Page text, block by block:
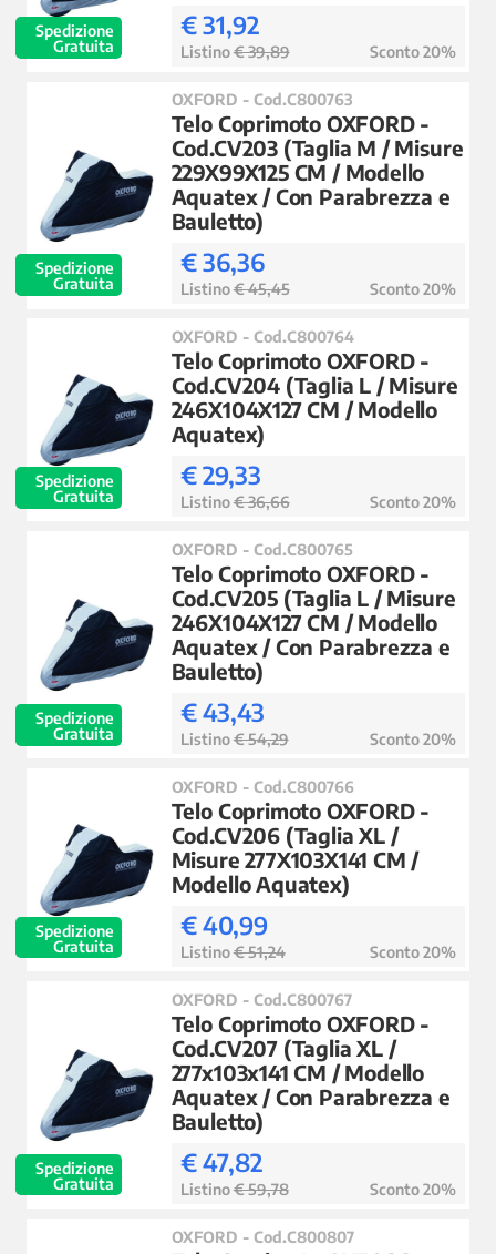
Spedizione
Gratuita
€ 31,92
Listino€ 39,89 Sconto 20%
Spedizione
Gratuita
OXFORD - Cod.C800763
Telo Coprimoto OXFORD -
Cod.CV203 (Taglia M / Misure
229X99X125 CM / Modello
Aquatex / Con Parabrezza e
Bauletto)
€ 36,36
Listino€ 45,45 Sconto 20%
Spedizione
Gratuita
OXFORD - Cod.C800764
Telo Coprimoto OXFORD -
Cod.CV204 (Taglia L / Misure
246X104X127 CM / Modello
Aquatex)
€ 29,33
Listino€ 36,66 Sconto 20%
Spedizione
Gratuita
OXFORD - Cod.C800765
Telo Coprimoto OXFORD -
Cod.CV205 (Taglia L / Misure
246X104X127 CM / Modello
Aquatex / Con Parabrezza e
Bauletto)
€ 43,43
Listino€ 54,29 Sconto 20%
Spedizione
Gratuita
OXFORD - Cod.C800766
Telo Coprimoto OXFORD -
Cod.CV206 (Taglia XL /
Misure 277X103X141 CM /
Modello Aquatex)
€ 40,99
Listino€ 51,24 Sconto 20%
Spedizione
Gratuita
OXFORD - Cod.C800767
Telo Coprimoto OXFORD -
Cod.CV207 (Taglia XL /
277x103x141 CM / Modello
Aquatex / Con Parabrezza e
Bauletto)
€ 47,82
Listino€ 59,78 Sconto 20%
OXFORD - Cod.C800807